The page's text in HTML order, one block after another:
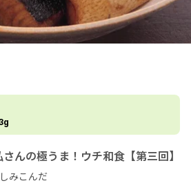
んの極うま！ウチ和食【第三回】
みこんだ